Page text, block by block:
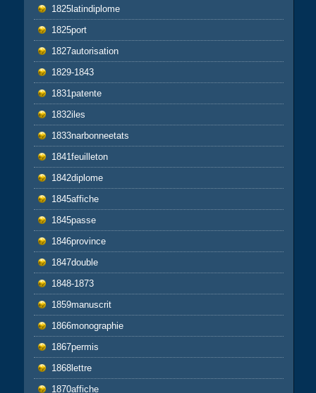
1825latindiplome
1825port
1827autorisation
1829-1843
1831patente
1832iles
1833narbonneetats
1841feuilleton
1842diplome
1845affiche
1845passe
1846province
1847double
1848-1873
1859manuscrit
1866monographie
1867permis
1868lettre
1870affiche